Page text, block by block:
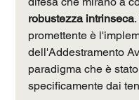
robustezza intrinseca
promettente è
dell'Addestramento
paradigma che è
specificamente dai